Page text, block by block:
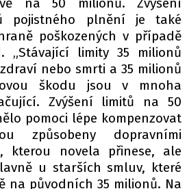
KODEX
KONTAKT
VYDAVATEL
INZERCE
ÚDAJE / COOKIES
serveru autoroad.cz je
pojistného plnění je také
poškozených v případě
„Stávající limity 35 milionů
nebo smrti a 35 milionů
škodu jsou v mnoha
Zvýšení limitů na 50
pomoci lépe kompenzovat
způsobeny dopravními
kterou novela přinese, ale
u starších smluv, které
na původních 35 milionů. Na